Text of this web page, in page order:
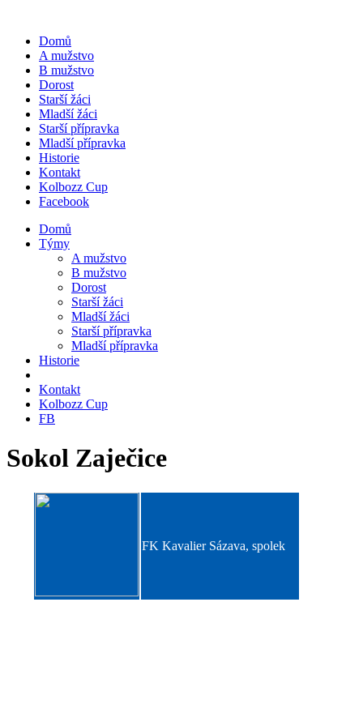
Domů
A mužstvo
B mužstvo
Dorost
Starší žáci
Mladší žáci
Starší přípravka
Mladší přípravka
Historie
Kontakt
Kolbozz Cup
Facebook
Domů
Týmy
A mužstvo
B mužstvo
Dorost
Starší žáci
Mladší žáci
Starší přípravka
Mladší přípravka
Historie
Kontakt
Kolbozz Cup
FB
Sokol Zaječice
FK Kavalier Sázava, spolek